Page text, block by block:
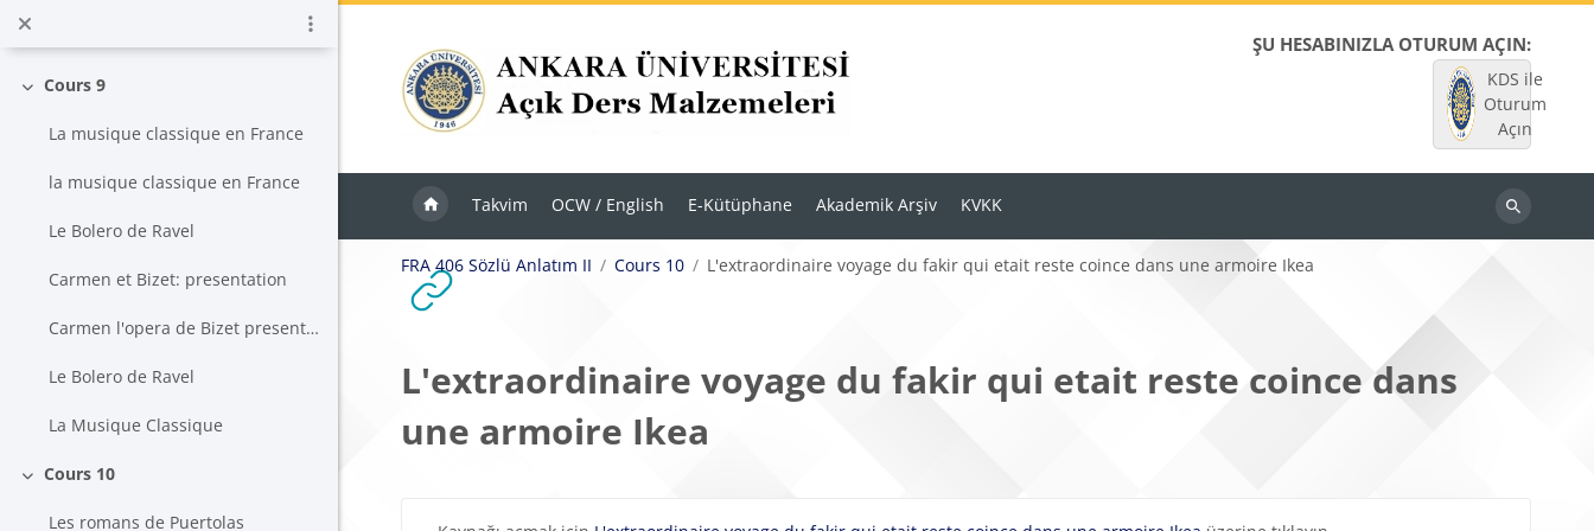
Ana içeriğe git
Traditions et coutumes indiennes
Daralt
Cours 9
La musique classique en France
la musique classique en France
Le Bolero de Ravel
Carmen et Bizet: presentation
Carmen l'opera de Bizet presente a la Bastille
Le Bolero de Ravel
La Musique Classique
Daralt
Cours 10
Les romans de Puertolas
ŞU HESABINIZLA OTURUM AÇIN:
KDS ile
Oturum
Açın
Takvim OCW / English E-Kütüphane Akademik Arşiv KVKK
Dersleri
FRA 406 Sözlü Anlatım II Cours 10 L'extraordinaire voyage du fakir qui etait reste coince dans une armoire Ikea
L'extraordinaire voyage du fakir qui etait reste coince dans
une armoire Ikea